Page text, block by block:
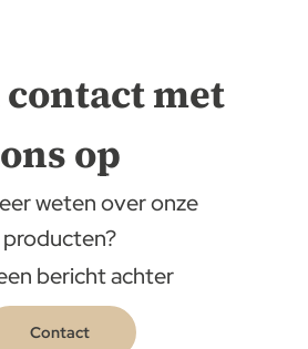
contact met
ons op
weten over onze
producten?
bericht achter
Contact